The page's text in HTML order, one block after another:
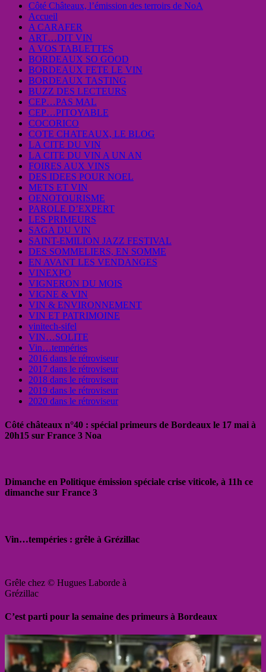
Côté Châteaux, l’émission des terroirs de NoA
Accueil
A CARAFER
ART…DIT VIN
A VOS TABLETTES
BORDEAUX SO GOOD
BORDEAUX FETE LE VIN
BORDEAUX TASTING
BUZZ DES LECTEURS
CEP…PAS MAL
CEP…PITOYABLE
COCORICO
COTE CHATEAUX, LE BLOG
LA CITE DU VIN
LA CITE DU VIN A UN AN
FOIRES AUX VINS
DES IDEES POUR NOEL
METS ET VIN
OENOTOURISME
PAROLE D’EXPERT
LES PRIMEURS
SAGA DU VIN
SAINT-EMILION JAZZ FESTIVAL
DES SOMMELIERS, EN SOMME
EN AVANT LES VENDANGES
VINEXPO
VIGNERON DU MOIS
VIGNE & VIN
VIN & ENVIRONNEMENT
VIN ET PATRIMOINE
vinitech-sifel
VIN…SOLITE
Vin…tempéries
2016 dans le rétroviseur
2017 dans le rétroviseur
2018 dans le rétroviseur
2019 dans le rétroviseur
2020 dans le rétroviseur
Côté châteaux n°40 : spécial primeurs de Bordeaux le 17 mai à
20h15 sur France 3 Noa
Dimanche en Politique émission spéciale crise viticole, à 11h ce
dimanche sur France 3
Vin…tempéries : grêle à Grézillac
Grêle chez © Hugues Laborde à
Grézillac
C’est parti pour la semaine des primeurs à Bordeaux